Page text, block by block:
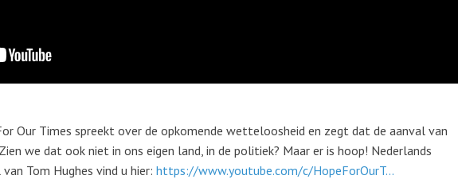
Our Times spreekt over de opkomende wetteloosheid en zegt dat de aanval van
we dat ook niet in ons eigen land, in de politiek? Maar er is hoop! Nederlands
Tom Hughes vind u hier: https://www.youtube.com/c/HopeForOurT...